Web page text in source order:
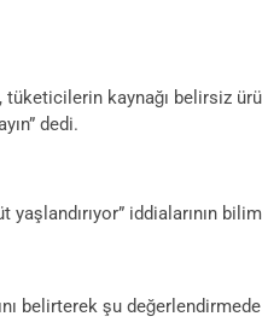
kaynağı belirsiz
dedi.
iddialarının
belirterek şu